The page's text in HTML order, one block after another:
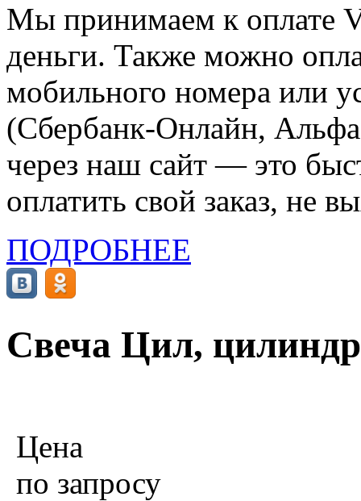
Мы принимаем к оплате
деньги. Также можно
мобильного номера или
(Сбербанк-Онлайн,
через наш сайт — это
оплатить свой заказ, не
ПОДРОБНЕЕ
Свеча Цил,
Цена
по запросу